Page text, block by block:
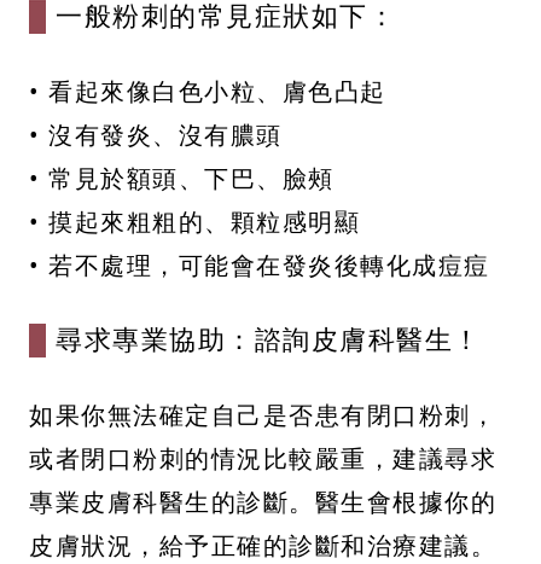
一般粉刺的常見症狀如下：
• 看起來像白色小粒、膚色凸起
• 沒有發炎、沒有膿頭
• 常見於額頭、下巴、臉頰
• 摸起來粗粗的、顆粒感明顯
• 若不處理，可能會在發炎後轉化成痘痘
尋求專業協助：諮詢皮膚科醫生！
如果你無法確定自己是否患有閉口粉刺，
或者閉口粉刺的情況比較嚴重，建議尋求
專業皮膚科醫生的診斷。醫生會根據你的
皮膚狀況，給予正確的診斷和治療建議。